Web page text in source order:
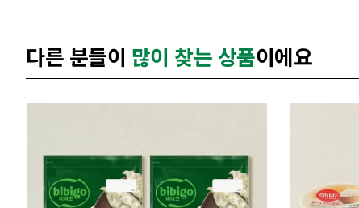
다른 분들이 많이 찾는 상품이에요